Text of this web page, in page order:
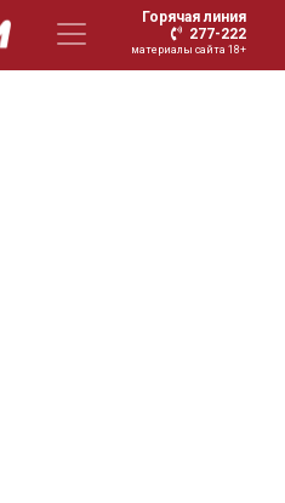
Горячая линия
277-222
материалы сайта 18+